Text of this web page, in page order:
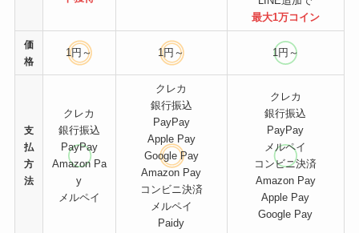
最大1万コイン
価
格
1円～ 1円～ 1円～
支
払
方
法
クレカ
銀行振込
PayPay
Amazon Pa
y
メルペイ
クレカ
銀行振込
PayPay
Apple Pay
Google Pay
Amazon Pay
コンビニ決済
メルペイ
Paidy
クレカ
銀行振込
PayPay
メルペイ
コンビニ決済
Amazon Pay
Apple Pay
Google Pay